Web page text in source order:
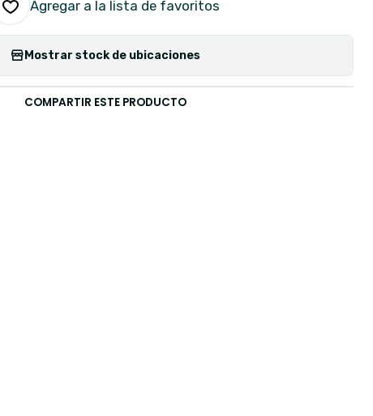
Agregar a la lista de favoritos
Mostrar stock de ubicaciones
COMPARTIR ESTE PRODUCTO